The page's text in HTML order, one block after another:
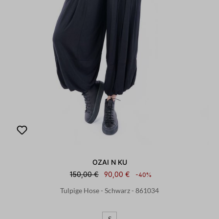
OZAI N KU
150,00 €
90,00 € -40%
Tulpige Hose - Schwarz - 861034